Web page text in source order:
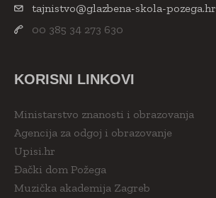
tajnistvo@glazbena-skola-pozega.hr
00 385 34 273 630
KORISNI LINKOVI
Ministarstvo znanosti i obrazovanja
Agencija za odgoj i obrazovanje
Upisi.hr
Đački dom Požega
Muzička akademija Zagreb